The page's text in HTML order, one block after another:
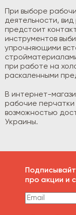
При выборе
деятельности,
предстоит
инструментов
упрочняющими
при работе на
раскаленными
В интернет-
рабочие
возможностью
Украины.
про акции и